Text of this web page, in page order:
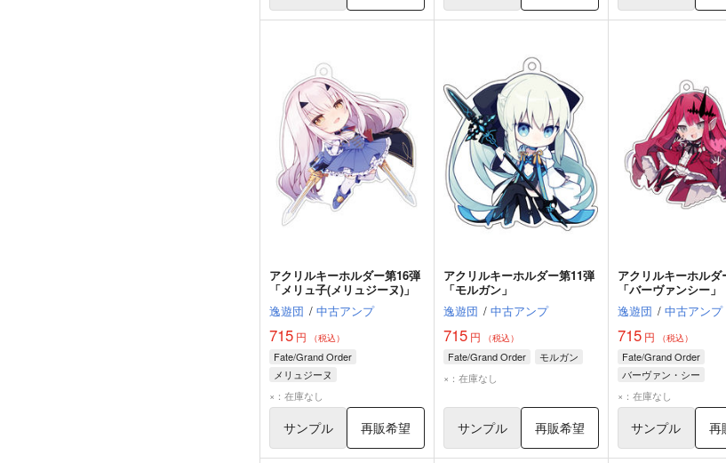
アクリルキーホルダー第16弾
「メリュ子(メリュジーヌ)」
逸遊団 / 中古アンプ
715 円 （税込）
Fate/Grand Order
メリュジーヌ
妖精騎士ランスロット
×：在庫なし
サンプル 再販希望
アクリルキーホルダー第11弾
「モルガン」
逸遊団 / 中古アンプ
715円 （税込）
Fate/Grand Order
モルガン
×：在庫なし
サンプル 再販希望
アクリルキーホルダ
「バーヴァンシー」
逸遊団 / 中古アンプ
715円 （税込）
Fate/Grand Order
バーヴァン・シー
×：在庫なし
サンプル 再